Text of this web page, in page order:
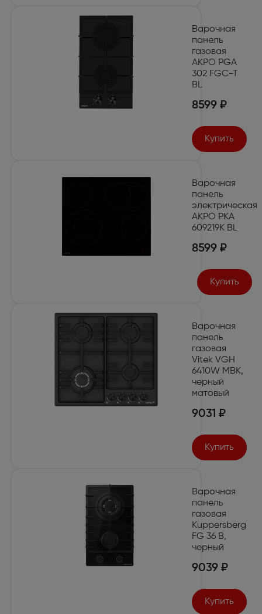
Варочная
панель
газовая
AKPO PGA
302 FGC-T
BL
8599 ₽
Купить
Варочная
панель
электрическая
AKPO PKA
609219K BL
8599 ₽
Купить
Варочная
панель
газовая
Vitek VGH
6410W MBK,
черный
матовый
9031 ₽
Купить
Варочная
панель
газовая
Kuppersberg
FG 36 B,
черный
9039 ₽
Купить